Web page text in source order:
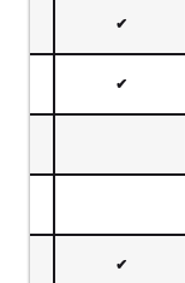
✔
✔
✔